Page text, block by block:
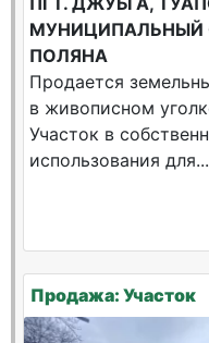
МУНИЦИПАЛЬНЫЙ
ПОЛЯНА
Продается
в живописном
Участок в
использования для...
Продажа: Участок